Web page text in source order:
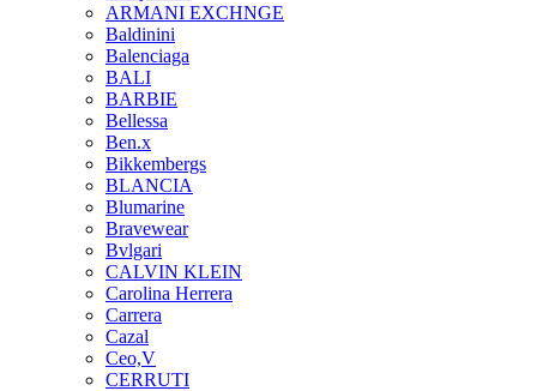
ARMANI EXCHNGE
Baldinini
Balenciaga
BALI
BARBIE
Bellessa
Ben.x
Bikkembergs
BLANCIA
Blumarine
Bravewear
Bvlgari
CALVIN KLEIN
Carolina Herrera
Carrera
Cazal
Ceo,V
CERRUTI